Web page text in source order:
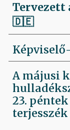
Tervezett
🇩🇪
A májusi
23.